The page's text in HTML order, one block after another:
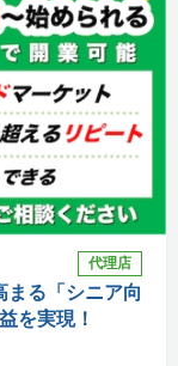
代理店
まる「シニア向
を実現！